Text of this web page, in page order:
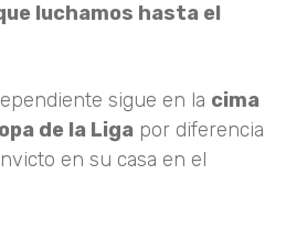
luchamos hasta el
sigue en la cima
de la Liga por diferencia
en su casa en el